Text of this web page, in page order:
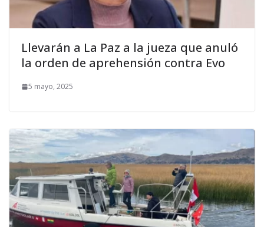
Llevarán a La Paz a la jueza que anuló
la orden de aprehensión contra Evo
5 mayo, 2025